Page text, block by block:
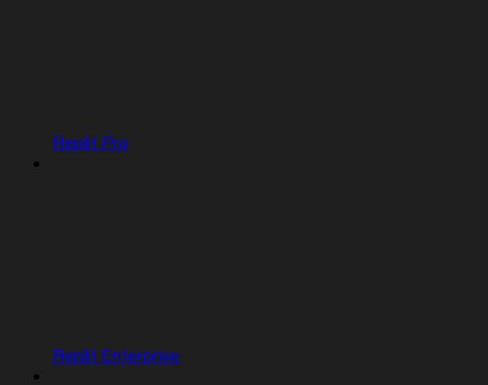
Replit Pro
Replit Enterprise